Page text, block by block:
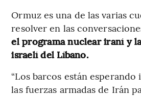
Ormuz es una de las varias
resolver en las
el programa nuclear iraní y
israelí del Líbano.
“Los barcos están
las fuerzas armadas de Irán